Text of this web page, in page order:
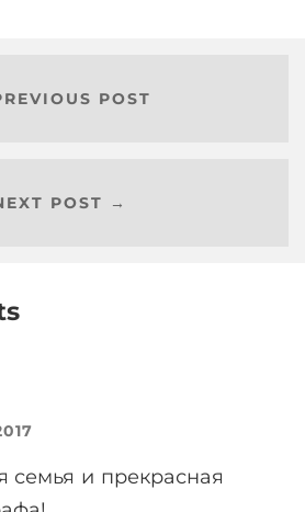
POST
POST →
семья и прекрасная